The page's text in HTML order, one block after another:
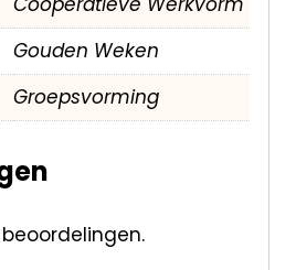
Gouden Weken
Groepsvorming